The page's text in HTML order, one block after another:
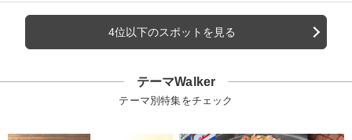
4位以下のスポットを見る
テーマWalker
テーマ別特集をチェック